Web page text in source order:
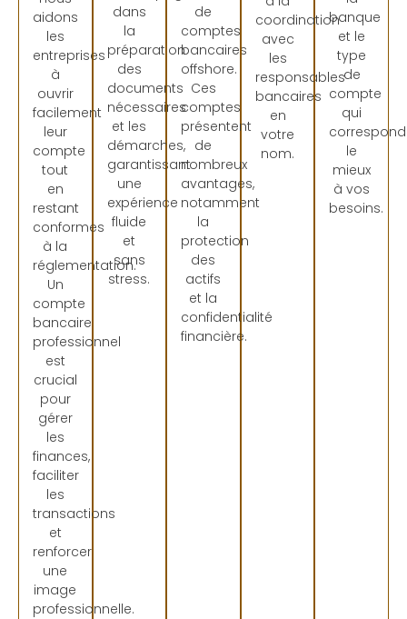
aidons
les
entreprises
à
ouvrir
facilement
leur
compte
tout
en
restant
conformes
à la
réglementation.
Un
compte
bancaire
professionnel
est
crucial
pour
gérer
les
finances,
faciliter
les
transactions
et
renforcer
une
image
professionnelle.
dans
la
préparation
des
documents
nécessaires
et les
démarches,
garantissant
une
expérience
fluide
et
sans
stress.
de
comptes
bancaires
offshore.
Ces
comptes
présentent
de
nombreux
avantages,
notamment
la
protection
des
actifs
et la
confidentialité
financière.
coordination
avec
les
responsables
bancaires
en
votre
nom.
banque
et le
type
de
compte
qui
le
mieux
à vos
besoins.